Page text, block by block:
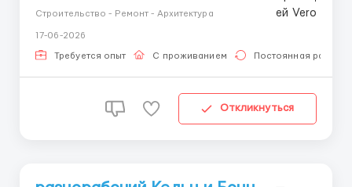
Понедельник – Пятница: 07:00–17:00 • Суббота: по
желанию • От 8 до 12 ...
Строительство - Ремонт - Архитектура
17-06-2026
Требуется опыт С проживанием Постоянная работа
Откликнуться